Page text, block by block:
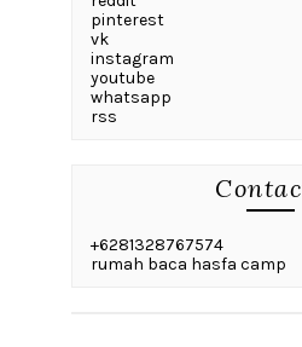
pinterest
vk
instagram
youtube
whatsapp
rss
+6281328767574
rumah baca hasfa camp